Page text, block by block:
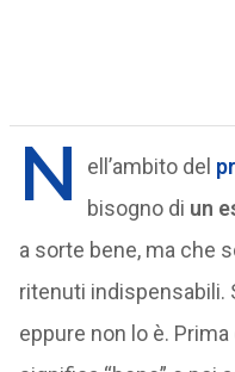
N ell’ambito del
bisogno di un
a sorte bene, ma che
ritenuti indispensabili.
eppure non lo è.